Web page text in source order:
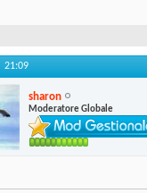
21:09
sharon
Moderatore Globale